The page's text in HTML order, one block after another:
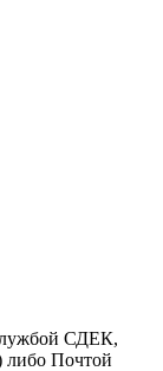
СДЕК,
либо Почтой